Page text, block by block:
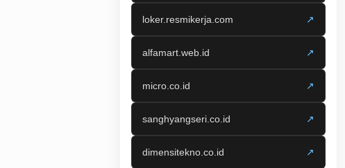
loker.resmikerja.com ↗
alfamart.web.id ↗
micro.co.id ↗
sanghyangseri.co.id ↗
dimensitekno.co.id ↗